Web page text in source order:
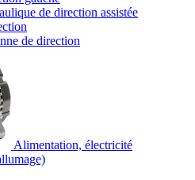
de direction assistée
de direction
Alimentation, électricité